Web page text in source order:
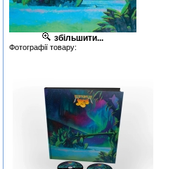
збільшити...
Фотографії товару: